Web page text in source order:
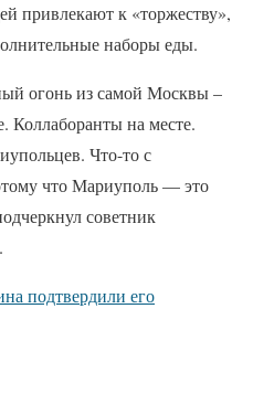
привлекают к «торжеству»,
наборы еды.
огонь из самой Москвы –
Коллаборанты на месте.
Что-то с
что Мариуполь — это
советник
подтвердили его